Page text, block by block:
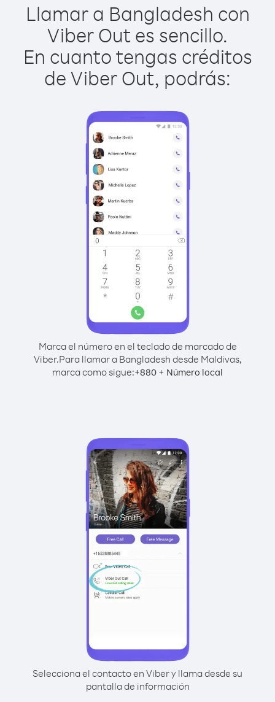
Llamar a Bangladesh con
Viber Out es sencillo.
En cuanto tengas créditos
de Viber Out, podrás:
Marca el número en el teclado de marcado de
Viber.Para llamar a Bangladesh desde Maldivas,
marca como sigue:+880 + Número local
Selecciona el contacto en Viber y llama desde su
pantalla de información